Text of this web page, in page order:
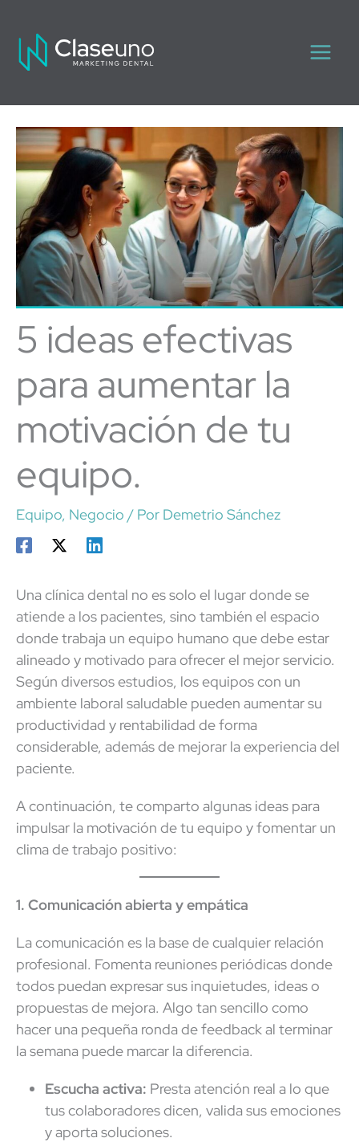
contenido
5 ideas efectivas
para aumentar la
motivación de tu
equipo.
Equipo, Negocio / Por Demetrio Sánchez
Una clínica dental no es solo el lugar donde se
atiende a los pacientes, sino también el espacio
donde trabaja un equipo humano que debe estar
alineado y motivado para ofrecer el mejor servicio.
Según diversos estudios, los equipos con un
ambiente laboral saludable pueden aumentar su
productividad y rentabilidad de forma
considerable, además de mejorar la experiencia del
paciente.
A continuación, te comparto algunas ideas para
impulsar la motivación de tu equipo y fomentar un
clima de trabajo positivo:
1. Comunicación abierta y empática
La comunicación es la base de cualquier relación
profesional. Fomenta reuniones periódicas donde
todos puedan expresar sus inquietudes, ideas o
propuestas de mejora. Algo tan sencillo como
hacer una pequeña ronda de feedback al terminar
la semana puede marcar la diferencia.
Escucha activa: Presta atención real a lo que
tus colaboradores dicen, valida sus emociones
y aporta soluciones.